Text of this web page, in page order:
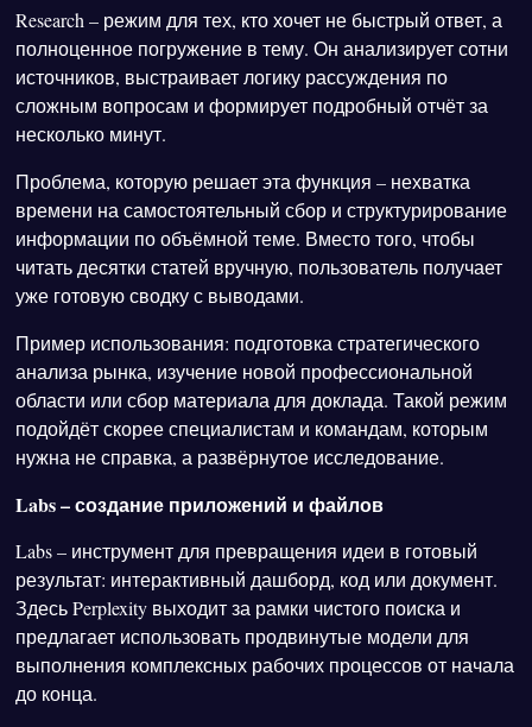
Research – режим для тех, кто хочет не быстрый ответ, а
полноценное погружение в тему. Он анализирует сотни
источников, выстраивает логику рассуждения по
сложным вопросам и формирует подробный отчёт за
несколько минут.
Проблема, которую решает эта функция – нехватка
времени на самостоятельный сбор и структурирование
информации по объёмной теме. Вместо того, чтобы
читать десятки статей вручную, пользователь получает
уже готовую сводку с выводами.
Пример использования: подготовка стратегического
анализа рынка, изучение новой профессиональной
области или сбор материала для доклада. Такой режим
подойдёт скорее специалистам и командам, которым
нужна не справка, а развёрнутое исследование.
Labs – создание приложений и файлов
Labs – инструмент для превращения идеи в готовый
результат: интерактивный дашборд, код или документ.
Здесь Perplexity выходит за рамки чистого поиска и
предлагает использовать продвинутые модели для
выполнения комплексных рабочих процессов от начала
до конца.